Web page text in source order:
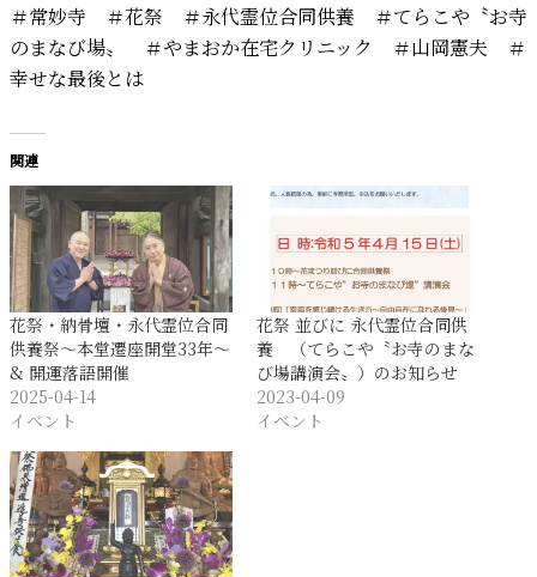
＃常妙寺 ＃花祭 ＃永代霊位合同供養 ＃てらこや〝お寺
のまなび場〟 ＃やまおか在宅クリニック ＃山岡憲夫 ＃
幸せな最後とは
関連
花祭・納骨壇・永代霊位合同
供養祭〜本堂遷座開堂33年〜
& 開運落語開催
2025-04-14
イベント
花祭 並びに 永代霊位合同供
養 （てらこや〝お寺のまな
び場講演会〟）のお知らせ
2023-04-09
イベント